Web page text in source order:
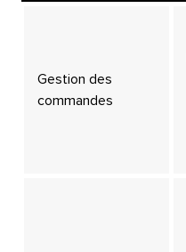
Gestion des
commandes